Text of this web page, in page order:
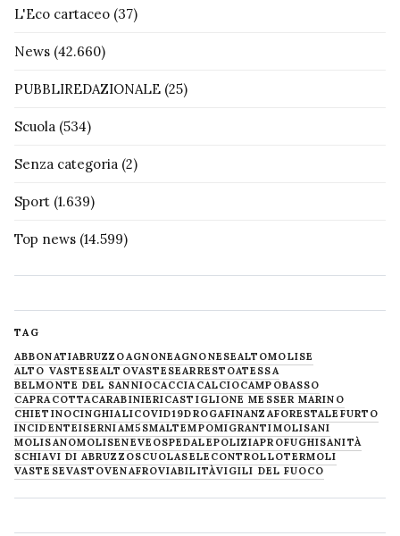
L'Eco cartaceo (37)
News (42.660)
PUBBLIREDAZIONALE (25)
Scuola (534)
Senza categoria (2)
Sport (1.639)
Top news (14.599)
TAG
ABBONATIABRUZZOAGNONEAGNONESEALTOMOLISE
ALTO VASTESEALTOVASTESEARRESTOATESSA
BELMONTE DEL SANNIOCACCIACALCIOCAMPOBASSO
CAPRACOTTACARABINIERICASTIGLIONE MESSER MARINO
CHIETINOCINGHIALICOVID19DROGAFINANZAFORESTALE FURTO
INCIDENTEISERNIAM5SMALTEMPOMIGRANTIMOLISANI
MOLISANOMOLISENEVE OSPEDALEPOLIZIAPROFUGHISANITÀ
SCHIAVI DI ABRUZZOSCUOLASELECONTROLLOTERMOLI
VASTESEVASTOVENAFROVIABILITÀVIGILI DEL FUOCO